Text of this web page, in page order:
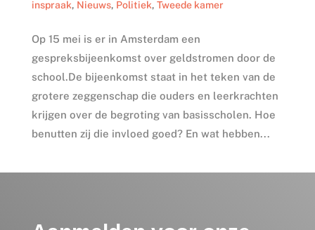
inspraak, Nieuws, Politiek, Tweede kamer
Op 15 mei is er in Amsterdam een
gespreksbijeenkomst over geldstromen door de
school.De bijeenkomst staat in het teken van de
grotere zeggenschap die ouders en leerkrachten
krijgen over de begroting van basisscholen. Hoe
benutten zij die invloed goed? En wat hebben...